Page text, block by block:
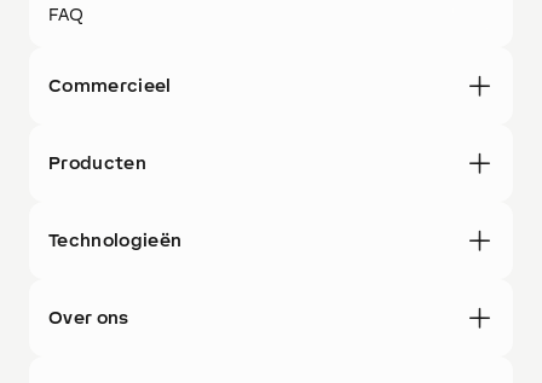
FAQ
Commercieel
Producten
Technologieën
Over ons